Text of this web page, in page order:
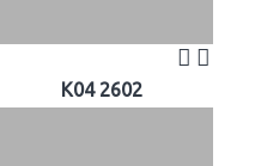
K04 2602